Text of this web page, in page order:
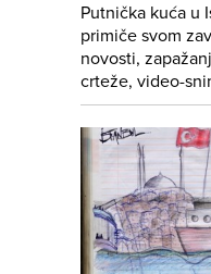
Putnička kuća u
primiče svom
novosti,
crteže, video-